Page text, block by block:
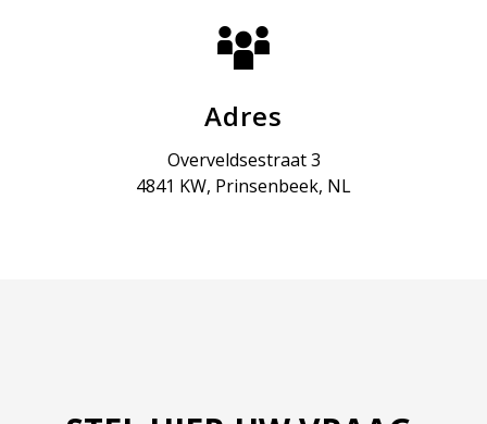
Adres
Overveldsestraat 3
4841 KW, Prinsenbeek, NL